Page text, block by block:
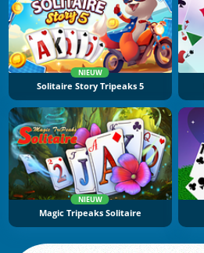
NIEUW
Solitaire Story Tripeaks 5
NIEUW
Magic Tripeaks Solitaire